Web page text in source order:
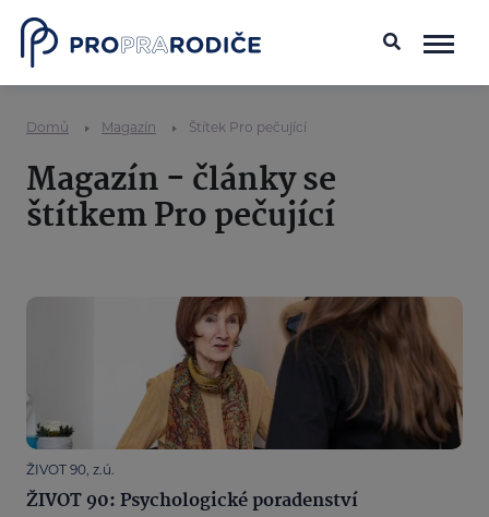
Domů Magazín Štítek Pro pečující
Magazín - články se
štítkem Pro pečující
ŽIVOT 90, z.ú.
ŽIVOT 90: Psychologické poradenství